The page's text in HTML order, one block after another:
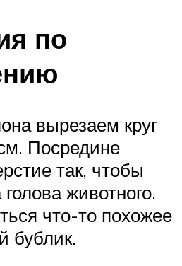
по
вырезаем круг
Посредине
так, чтобы
животного.
что-то похожее
бублик.